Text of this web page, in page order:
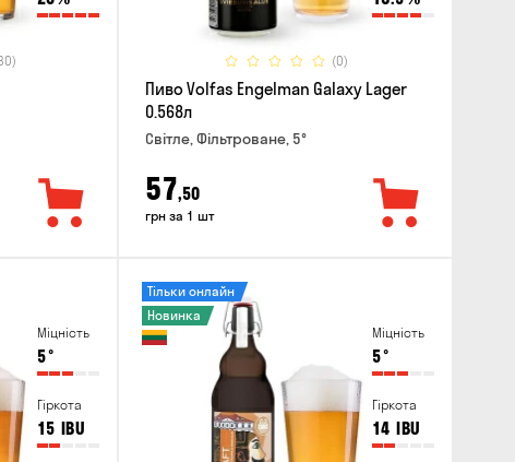
(0)
Пиво Volfas Engelman Galaxy Lager
0.568л
Світле, Фільтроване, 5°
57,50
грн за 1 шт
Міцність
5°
Гіркота
15 IBU
Міцність
5°
Гіркота
14 IBU
Тільки онлайн
Новинка